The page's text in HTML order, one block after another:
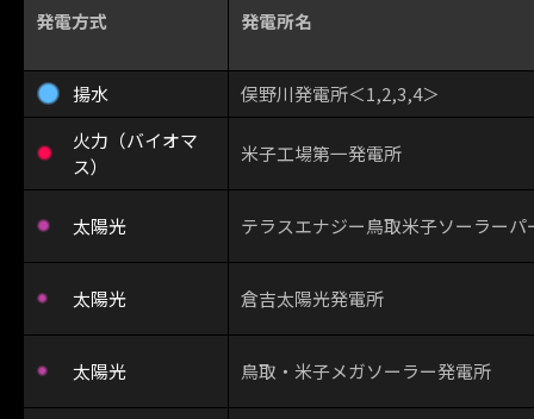
発電方式 発電所名
揚水
俣野川発電所＜1,2,3,4＞
火力（バイオマ
ス）
米子工場第一発電所
太陽光 テラスエナジー鳥取米子ソーラー
太陽光 倉吉太陽光発電所
太陽光 鳥取・米子メガソーラー発電所